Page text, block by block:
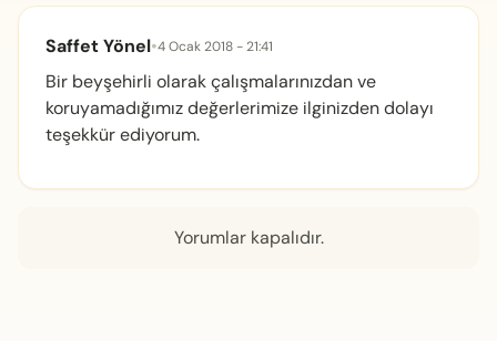
Saffet Yönel•4 Ocak 2018 - 21:41
Bir beyşehirli olarak çalışmalarınızdan ve
koruyamadığımız değerlerimize ilginizden dolayı
teşekkür ediyorum.
Yorumlar kapalıdır.